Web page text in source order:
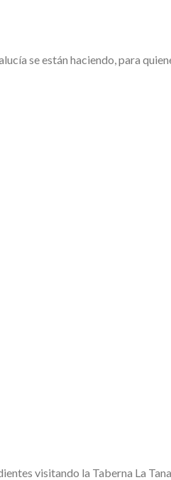
se están haciendo, para
visitando la Taberna La